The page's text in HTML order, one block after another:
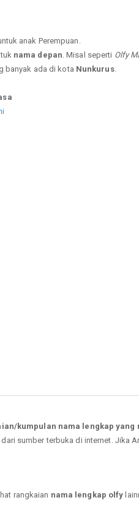
anak Perempuan.
nama depan . Misal seperti Olfy
banyak ada di kota Nunkurus.
kumpulan nama lengkap yang
sumber terbuka di internet. Jika
rangkaian nama lengkap olfy